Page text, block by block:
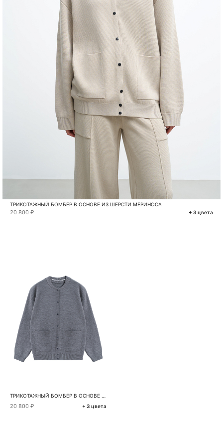
ТРИКОТАЖНЫЙ БОМБЕР В ОСНОВЕ ИЗ ШЕРСТИ МЕРИНОСА
20 800 ₽ + 3 цвета
ТРИКОТАЖНЫЙ БОМБЕР В ОСНОВЕ ИЗ ШЕРСТИ МЕРИНОСА
20 800 ₽ + 3 цвета